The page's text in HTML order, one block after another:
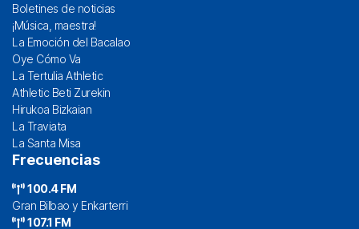
Boletines de noticias
¡Música, maestra!
La Emoción del Bacalao
Oye Cómo Va
La Tertulia Athletic
Athletic Beti Zurekin
Hirukoa Bizkaian
La Traviata
La Santa Misa
Frecuencias
100.4 FM
Gran Bilbao y Enkarterri
107.1 FM